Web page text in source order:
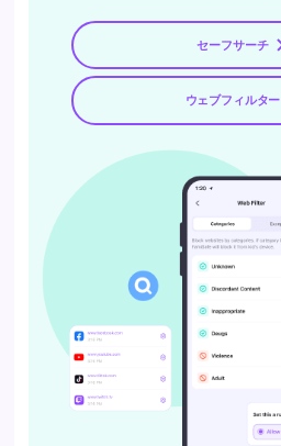
セーフサーチ
ウェブフィルター